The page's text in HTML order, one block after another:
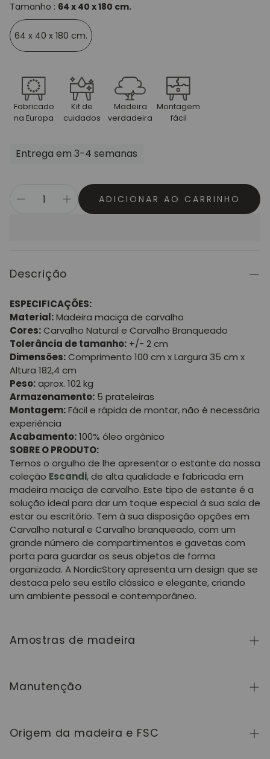
Tamanho : 64 x 40 x 180 cm.
64 x 40 x 180 cm.
Fabricado
na Europa
Kit de
cuidados
Madeira
verdadeira
Montagem
fácil
Entrega em 3-4 semanas
ADICIONAR AO CARRINHO
Descrição
ESPECIFICAÇÕES:
Material:Madeira maciça de carvalho
Cores:Carvalho Natural e Carvalho Branqueado
Tolerância de tamanho: +/- 2 cm
Dimensões:Comprimento 100 cm x Largura 35 cm x
Altura 182,4 cm
Peso:aprox. 102 kg
Armazenamento: 5 prateleiras
Montagem:Fácil e rápida de montar, não é necessária
experiência
Acabamento:100% óleo orgânico
SOBRE O PRODUTO:
Temos o orgulho de lhe apresentar o estante da nossa
coleção Escandi, de alta qualidade e fabricada em
madeira maciça de carvalho. Este tipo de estante é a
solução ideal para dar um toque especial à sua sala de
estar ou escritório. Tem à sua disposição opções em
Carvalho natural e Carvalho branqueado, com um
grande número de compartimentos e gavetas com
porta para guardar os seus objetos de forma
organizada. A NordicStory apresenta um design que se
destaca pelo seu estilo clássico e elegante, criando
um ambiente pessoal e contemporâneo.
Amostras de madeira
coleção NordicStory, clique
Manutenção
apreciado pelo seu caráter autêntico e pela sua
beleza que evolui com o tempo. Para a manter em
Origem da madeira e FSC